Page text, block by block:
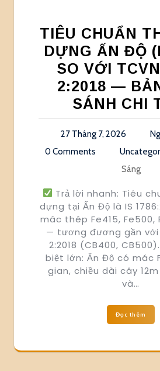
TIÊU CHUẨN
DỰNG ẤN ĐỘ
SO VỚI
2:2018 —
SÁNH CHI
27 Tháng 7, 2026
0 Comments
Sáng
Trả lời nhanh: Tiêu
dựng tại Ấn Độ là IS
mác thép Fe415, Fe500,
— tương đương gần với
2:2018 (CB400,
biệt lớn: Ấn Độ có mác
gian, chiều dài cây 12m
và…
Đọc thêm